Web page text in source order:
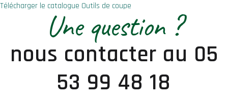
Télécharger le catalogue Outils de coupe
Une question ?
nous contacter au 05
53 99 48 18